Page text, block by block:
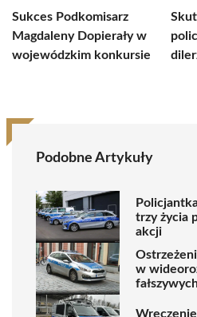
Sukces Podkomisarz
Magdaleny Dopierały w
wojewódzkim konkursie
Podobne Artykuły
trzy życia
akcji
w